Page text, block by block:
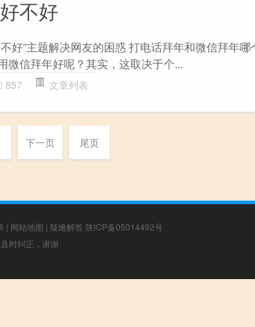
不好
好”主题解决网友的困惑 打电话拜年和微信拜年
微信拜年好呢？其实，这取决于个...
857 文章列表
下一页 尾页
| 网站地图 | 疑难解答 陕ICP备05014492号
时纠正，谢谢